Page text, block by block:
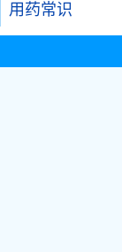
用药常识